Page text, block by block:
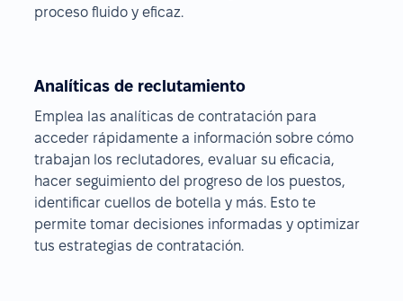
proceso fluido y eficaz.
Analíticas de reclutamiento
Emplea las analíticas de contratación para
acceder rápidamente a información sobre cómo
trabajan los reclutadores, evaluar su eficacia,
hacer seguimiento del progreso de los puestos,
identificar cuellos de botella y más. Esto te
permite tomar decisiones informadas y optimizar
tus estrategias de contratación.